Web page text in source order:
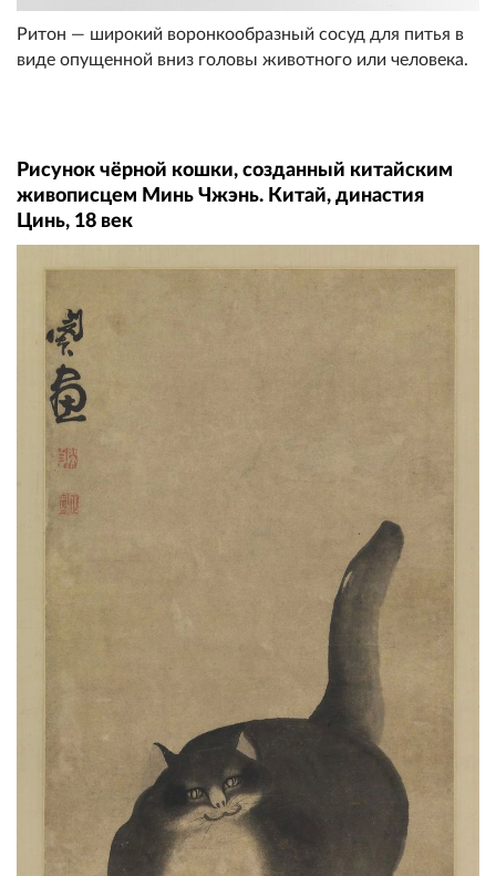
Ритон — широкий воронкообразный сосуд для питья в
виде опущенной вниз головы животного или человека.
Рисунок чёрной кошки, созданный китайским
живописцем Минь Чжэнь. Китай, династия
Цинь, 18 век